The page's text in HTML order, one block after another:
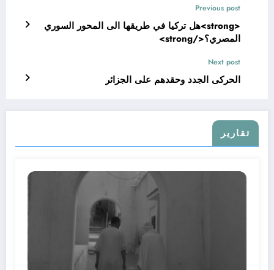
Previous post
<strong>هل تركيا في طريقها الى المحور السوري
المصري؟</strong>
Next post
الحركى الجدد وحقدهم على الجزائر
تقارير